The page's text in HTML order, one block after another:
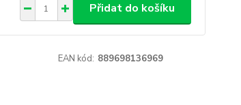
Přidat do košíku
EAN kód: 889698136969